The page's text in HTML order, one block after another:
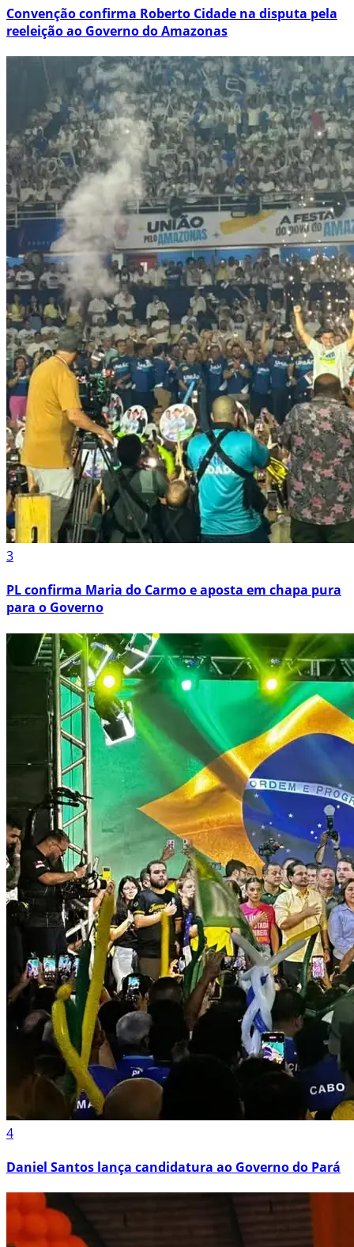
Convenção confirma Roberto Cidade na disputa pela
reeleição ao Governo do Amazonas
3
PL confirma Maria do Carmo e aposta em chapa pura
para o Governo
4
Daniel Santos lança candidatura ao Governo do Pará